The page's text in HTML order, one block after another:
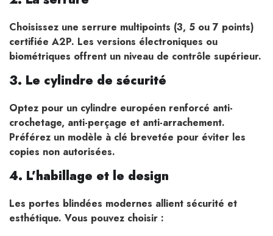
Choisissez une serrure multipoints (3, 5 ou 7 points)
certifiée A2P. Les versions électroniques ou
biométriques offrent un niveau de contrôle supérieur.
3. Le cylindre de sécurité
Optez pour un cylindre européen renforcé anti-
crochetage, anti-perçage et anti-arrachement.
Préférez un modèle à clé brevetée pour éviter les
copies non autorisées.
4. L’habillage et le design
Les portes blindées modernes allient sécurité et
esthétique. Vous pouvez choisir :